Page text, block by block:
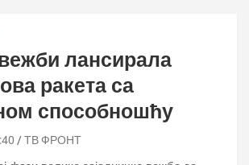
лансирала
ракета са
способношћу
ТВ ФРОНТ